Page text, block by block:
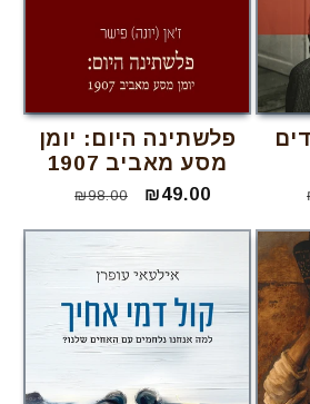
פלשתינה היום: יומן
מסע מאביב 1907
מחיר
₪98.00
מחיר
₪49.00